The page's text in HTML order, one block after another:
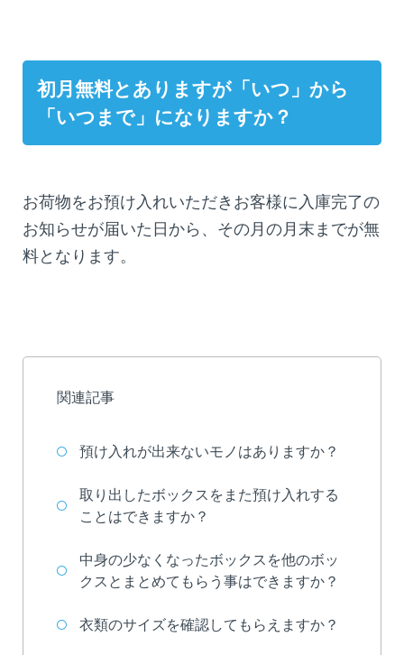
初月無料とありますが「いつ」から
「いつまで」になりますか？
お荷物をお預け入れいただきお客様に入庫完了の
お知らせが届いた日から、その月の月末までが無
料となります。
関連記事
預け入れが出来ないモノはありますか？
取り出したボックスをまた預け入れする
ことはできますか？
中身の少なくなったボックスを他のボッ
クスとまとめてもらう事はできますか？
衣類のサイズを確認してもらえますか？